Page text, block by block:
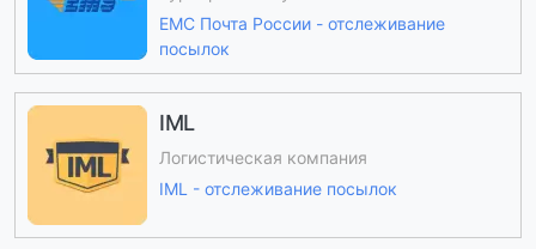
ЕМС Почта России - отслеживание
посылок
IML
Логистическая компания
IML - отслеживание посылок